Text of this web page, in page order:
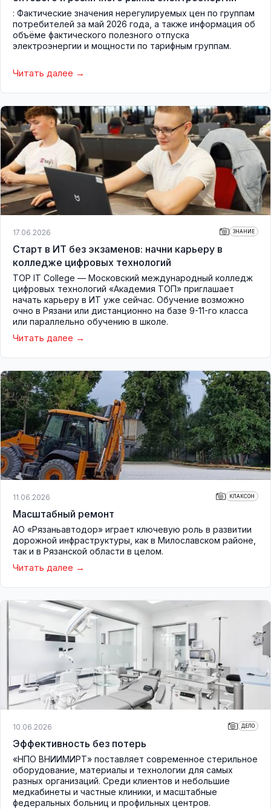
: Фактические значения нерегулируемых цен по группам
потребителей за май 2026 года, а также информация об
объёме фактического полезного отпуска
электроэнергии и мощности по тарифным группам.
Читать далее
17.06.2026 ЗНАНИЕ
Старт в ИТ без экзаменов: начни карьеру в
колледже цифровых технологий
TOP IT College — Московский международный колледж
цифровых технологий «Академия ТОП» приглашает
начать карьеру в ИТ уже сейчас. Обучение возможно
очно в Рязани или дистанционно на базе 9-11-го класса
или параллельно обучению в школе.
Читать далее
11.06.2026 КЛАКСОН
Масштабный ремонт
АО «Рязаньавтодор» играет ключевую роль в развитии
дорожной инфраструктуры, как в Милославском районе,
так и в Рязанской области в целом.
Читать далее
10.06.2026 ДЕЛО
Эффективность без потерь
«НПО ВНИИМИРТ» поставляет современное стерильное
оборудование, материалы и технологии для самых
разных организаций. Среди клиентов и небольшие
медкабинеты и частные клиники, и масштабные
федеральных больниц и профильных центров.